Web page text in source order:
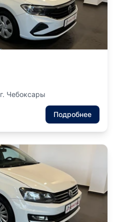
г. Чебоксары
Подробнее